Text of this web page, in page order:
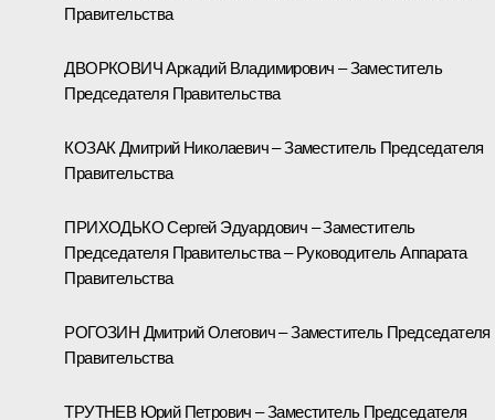
Правительства
ДВОРКОВИЧ Аркадий Владимирович – Заместитель
Председателя Правительства
КОЗАК Дмитрий Николаевич – Заместитель Председателя
Правительства
ПРИХОДЬКО Сергей Эдуардович – Заместитель
Председателя Правительства – Руководитель Аппарата
Правительства
РОГОЗИН Дмитрий Олегович – Заместитель Председателя
Правительства
ТРУТНЕВ Юрий Петрович – Заместитель Председателя